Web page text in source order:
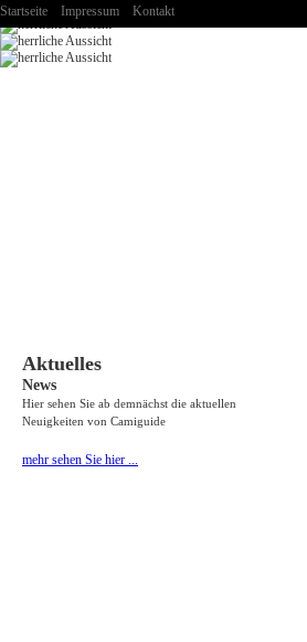
Startseite Impressum Kontakt
Aktuelles
News
Hier sehen Sie ab demnächst die aktuellen
Neuigkeiten von Camiguide
mehr sehen Sie hier ...